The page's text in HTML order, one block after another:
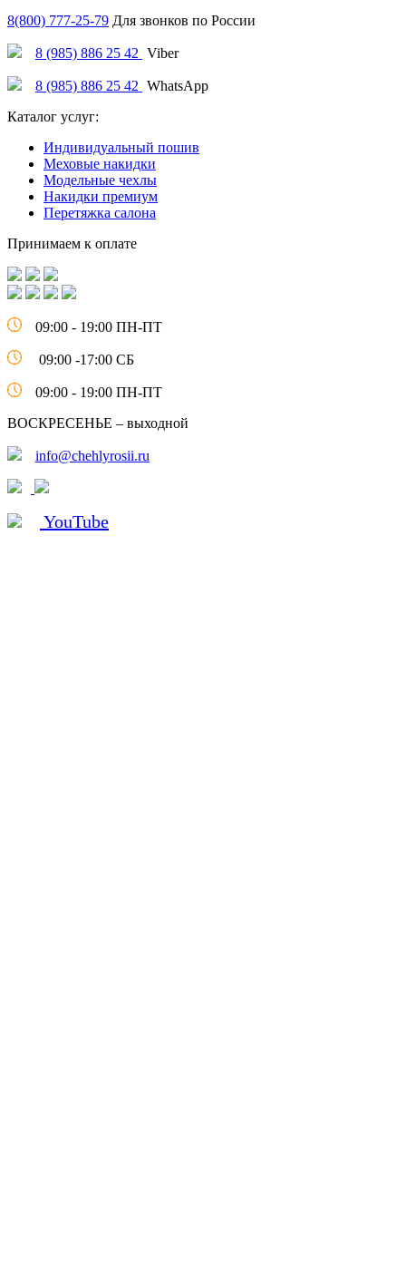
8(800) 777-25-79 Для звонков по России
8 (985) 886 25 42 Viber
8 (985) 886 25 42 WhatsApp
Каталог услуг:
Индивидуальный пошив
Меховые накидки
Модельные чехлы
Накидки премиум
Перетяжка салона
Принимаем к оплате
09:00 - 19:00 ПН-ПТ
09:00 -17:00 СБ
09:00 - 19:00 ПН-ПТ
ВОСКРЕСЕНЬЕ – выходной
info@chehlyrosii.ru
YouTube